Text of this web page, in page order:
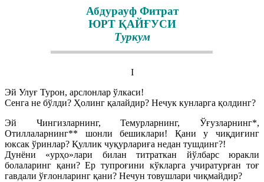
Абдурауф Фитрат
ЮРТ ҚАЙҒУСИ
Туркум
I
Эй Улуғ Турон, арслонлар ўлкаси!
Сенга не бўлди? Ҳолинг қалайдир? Нечук кунларга қолдинг?
Эй Чингизларнинг, Темурларнинг, Ўғузларнинг*,
Отиллаларнинг** шонли бешиклари! Қани у чиқдиғинг
юксак ўринлар? Қуллик чуқурлариға недан тушдинг?!
Дунёни «урҳо»лари билан титраткан йўлбарс юракли
болаларинг қани? Ер тупроғини кўкларга учиратурған тоғ
гавдали ўғлонларинг қани? Нечун товушлари чиқмайдир?